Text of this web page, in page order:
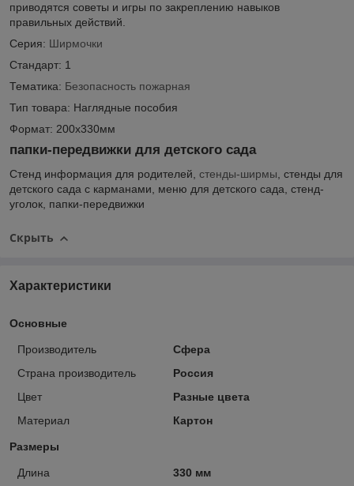
приводятся советы и игры по закреплению навыков
правильных действий.
Серия: Ширмочки
Стандарт: 1
Тематика: Безопасность пожарная
Тип товара: Наглядные пособия
Формат: 200х330мм
папки-передвижки для детского сада
Стенд информация для родителей, стенды-ширмы, стенды для
детского сада с карманами, меню для детского сада, стенд-
уголок, папки-передвижки
Скрыть
Характеристики
Основные
Производитель
Сфера
Страна производитель
Россия
Цвет
Разные цвета
Материал
Картон
Размеры
Длина
330 мм